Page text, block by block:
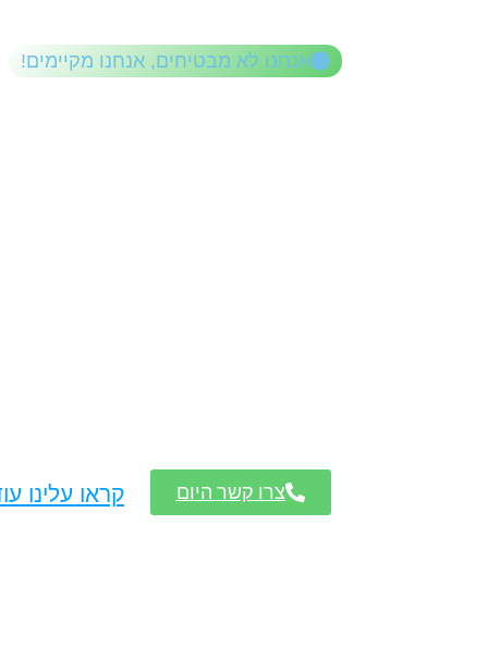
אנחנו לא מבטיחים, אנחנו מקיימים!
צרו קשר היום קראו עלינו